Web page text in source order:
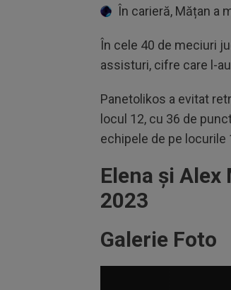
În carieră, Mățan a
În cele 40 de meciuri
assisturi, cifre care l-
Panetolikos a evitat
locul 12, cu 36 de
echipele de pe locurile
Elena și
2023
Galerie Foto